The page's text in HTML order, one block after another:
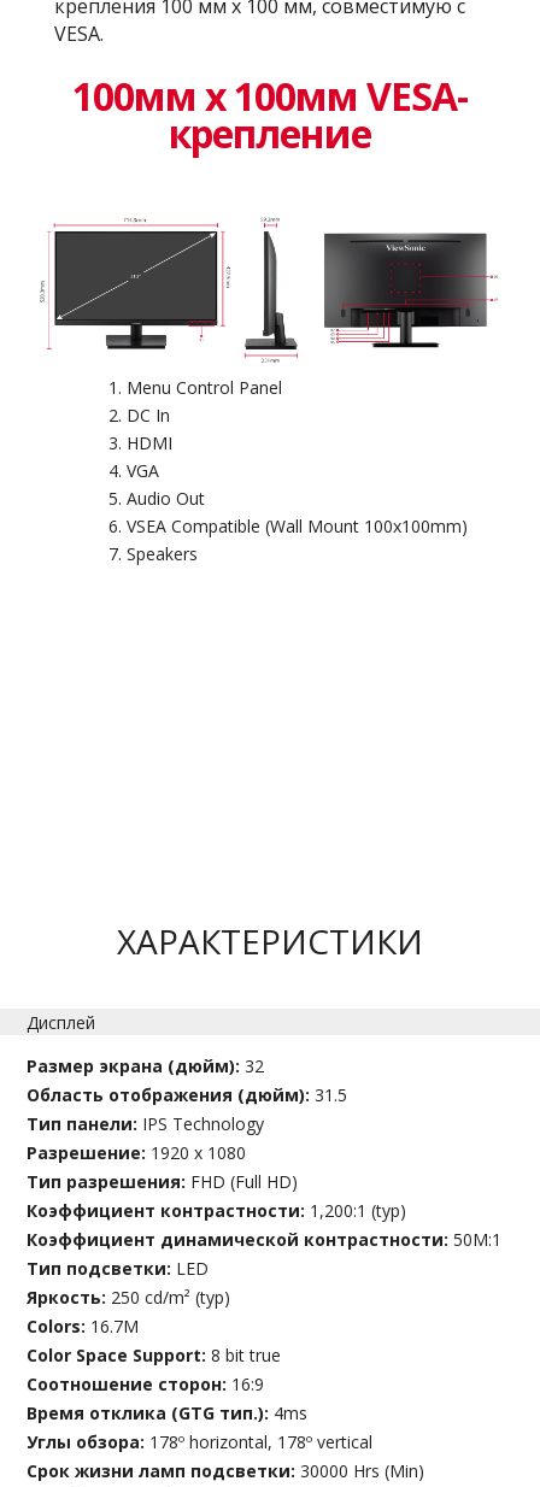
крепления 100 мм x 100 мм, совместимую с
VESA.
100мм x 100мм VESA-
крепление
Menu Control Panel
DC In
HDMI
VGA
Audio Out
VSEA Compatible (Wall Mount 100x100mm)
Speakers
ХАРАКТЕРИСТИКИ
Дисплей
Размер экрана (дюйм):32
Область отображения (дюйм):31.5
Тип панели: IPS Technology
Разрешение: 1920 x 1080
Тип разрешения: FHD (Full HD)
Коэффициент контрастности: 1,200:1 (typ)
Коэффициент динамической контрастности:50M:1
Тип подсветки: LED
Яркость: 250 cd/m² (typ)
Colors: 16.7M
Color Space Support:8 bit true
Соотношение сторон: 16:9
Время отклика (GTG тип.): 4ms
Углы обзора: 178º horizontal, 178º vertical
Срок жизни ламп подсветки:30000 Hrs (Min)